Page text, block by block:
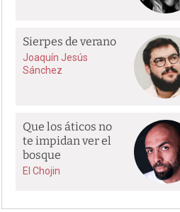
Sierpes de verano
Joaquín Jesús
Sánchez
Que los áticos no
te impidan ver el
bosque
El Chojin